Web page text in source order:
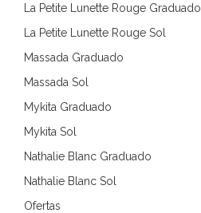
La Petite Lunette Rouge Graduado
La Petite Lunette Rouge Sol
Massada Graduado
Massada Sol
Mykita Graduado
Mykita Sol
Nathalie Blanc Graduado
Nathalie Blanc Sol
Ofertas